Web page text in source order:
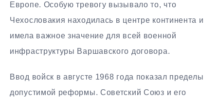
Европе. Особую тревогу вызывало то, что
Чехословакия находилась в центре континента и
имела важное значение для всей военной
инфраструктуры Варшавского договора.
Ввод войск в августе 1968 года показал пределы
допустимой реформы. Советский Союз и его